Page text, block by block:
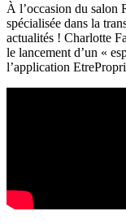
À l’occasion du salon
spécialisée dans la
actualités ! Charlotte
le lancement d’un «
l’application